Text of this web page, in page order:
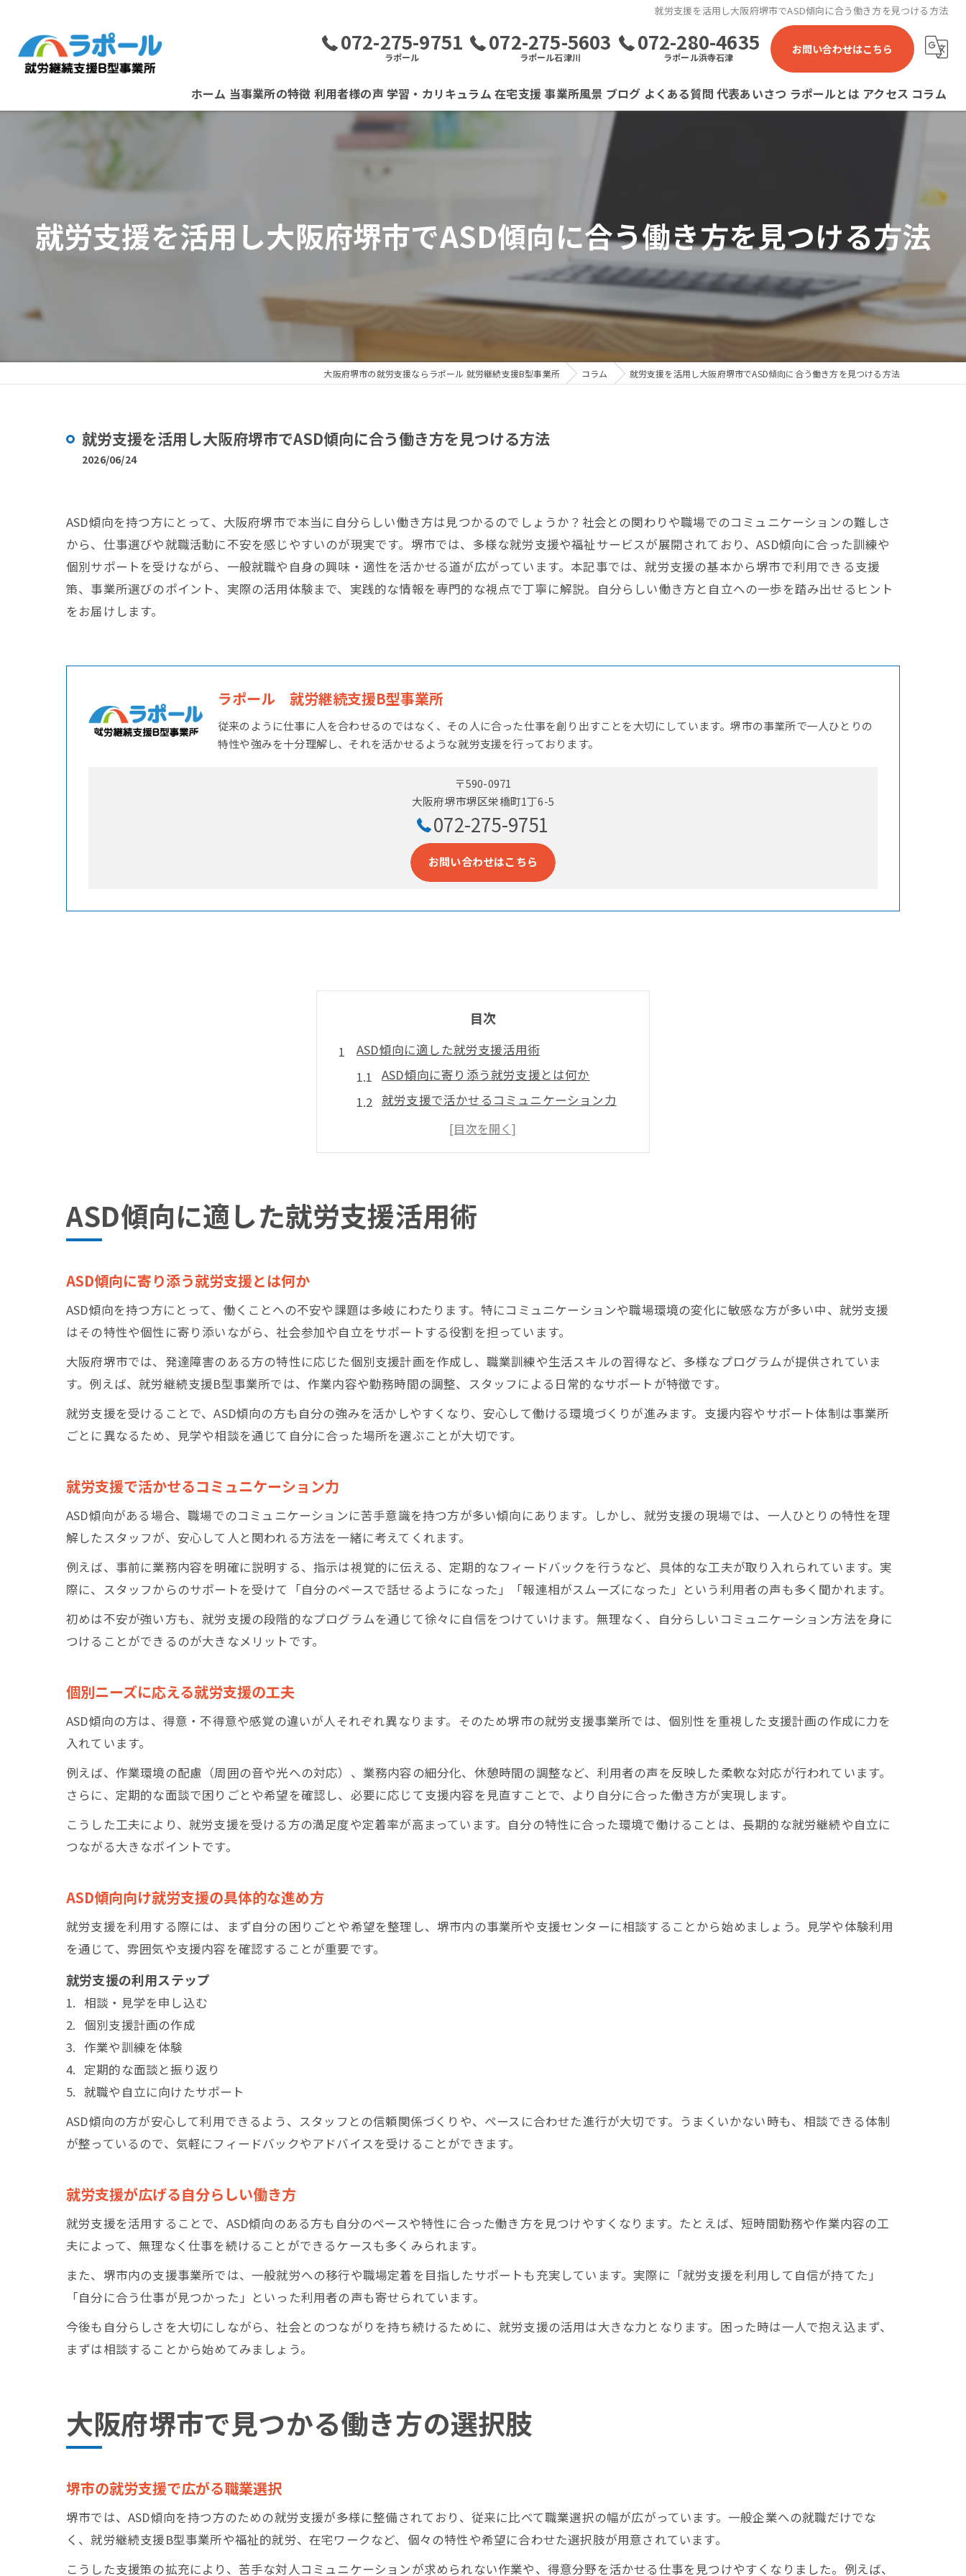
就労支援を活用し大阪府堺市でASD傾向に合う働き方を見つける方法
072-275-9751
ラポール
072-275-5603
ラポール石津川
072-280-4635
ラポール浜寺石津
お問い合わせはこちら
ホーム 当事業所の特徴
B型事業所
堺市の就労支援
利用者様の声 学習・カリキュラム 在宅支援 事業所風景 ブログ よくある質問 代表あいさつ ラポールとは アクセス
ラポール石津川 就労継続支援B型事業所
ラポール浜寺石津 就労継続支援B型事業所
コラム
就労支援を活用し大阪府堺市でASD傾向に合う働き方を見つける方法
大阪府堺市の就労支援ならラポール 就労継続支援B型事業所 コラム 就労支援を活用し大阪府堺市でASD傾向に合う働き方を見つける方法
就労支援を活用し大阪府堺市でASD傾向に合う働き方を見つける方法
2026/06/24
ASD傾向を持つ方にとって、大阪府堺市で本当に自分らしい働き方は見つかるのでしょうか？社会との関わりや職場でのコミュニケーションの難しさ
から、仕事選びや就職活動に不安を感じやすいのが現実です。堺市では、多様な就労支援や福祉サービスが展開されており、ASD傾向に合った訓練や
個別サポートを受けながら、一般就職や自身の興味・適性を活かせる道が広がっています。本記事では、就労支援の基本から堺市で利用できる支援
策、事業所選びのポイント、実際の活用体験まで、実践的な情報を専門的な視点で丁寧に解説。自分らしい働き方と自立への一歩を踏み出せるヒント
をお届けします。
ラポール 就労継続支援B型事業所
従来のように仕事に人を合わせるのではなく、その人に合った仕事を創り出すことを大切にしています。堺市の事業所で一人ひとりの
特性や強みを十分理解し、それを活かせるような就労支援を行っております。
〒590-0971
大阪府堺市堺区栄橋町1丁6-5
072-275-9751
お問い合わせはこちら
目次
ASD傾向に適した就労支援活用術
ASD傾向に寄り添う就労支援とは何か
就労支援で活かせるコミュニケーション力
個別ニーズに応える就労支援の工夫
ASD傾向向け就労支援の具体的な進め方
大阪府堺市で見つかる働き方の選択肢
堺市の就労支援で広がる職業選択
自分に合う就労支援を堺市で探すコツ
堺市の就労支援が生む新しい仕事観
自分らしい一歩を踏み出す就労支援の実際
就労支援で得られる実践的なサポート
ASD傾向に合う就労支援の利用手順
堺市の就労支援が持つ独自の強み
堺市の就労支援で重視したい選び方
ASD傾向の個性に合う支援策の選択
就労支援で実感する安心のサポート体制
自立に近づく就労支援の具体的メリット
多様な支援策で広がる自立への道しるべ
就労支援が導く多様な自立支援の形
多様な支援策が可能性を広げる理由
ASD傾向に適した就労支援活用術
ASD傾向に寄り添う就労支援とは何か
ASD傾向を持つ方にとって、働くことへの不安や課題は多岐にわたります。特にコミュニケーションや職場環境の変化に敏感な方が多い中、就労支援
はその特性や個性に寄り添いながら、社会参加や自立をサポートする役割を担っています。
大阪府堺市では、発達障害のある方の特性に応じた個別支援計画を作成し、職業訓練や生活スキルの習得など、多様なプログラムが提供されていま
す。例えば、就労継続支援B型事業所では、作業内容や勤務時間の調整、スタッフによる日常的なサポートが特徴です。
就労支援を受けることで、ASD傾向の方も自分の強みを活かしやすくなり、安心して働ける環境づくりが進みます。支援内容やサポート体制は事業所
ごとに異なるため、見学や相談を通じて自分に合った場所を選ぶことが大切です。
就労支援で活かせるコミュニケーション力
ASD傾向がある場合、職場でのコミュニケーションに苦手意識を持つ方が多い傾向にあります。しかし、就労支援の現場では、一人ひとりの特性を理
解したスタッフが、安心して人と関われる方法を一緒に考えてくれます。
例えば、事前に業務内容を明確に説明する、指示は視覚的に伝える、定期的なフィードバックを行うなど、具体的な工夫が取り入れられています。実
際に、スタッフからのサポートを受けて「自分のペースで話せるようになった」「報連相がスムーズになった」という利用者の声も多く聞かれます。
初めは不安が強い方も、就労支援の段階的なプログラムを通じて徐々に自信をつけていけます。無理なく、自分らしいコミュニケーション方法を身に
つけることができるのが大きなメリットです。
個別ニーズに応える就労支援の工夫
ASD傾向の方は、得意・不得意や感覚の違いが人それぞれ異なります。そのため堺市の就労支援事業所では、個別性を重視した支援計画の作成に力を
入れています。
例えば、作業環境の配慮（周囲の音や光への対応）、業務内容の細分化、休憩時間の調整など、利用者の声を反映した柔軟な対応が行われています。
さらに、定期的な面談で困りごとや希望を確認し、必要に応じて支援内容を見直すことで、より自分に合った働き方が実現します。
こうした工夫により、就労支援を受ける方の満足度や定着率が高まっています。自分の特性に合った環境で働けることは、長期的な就労継続や自立に
つながる大きなポイントです。
ASD傾向向け就労支援の具体的な進め方
就労支援を利用する際には、まず自分の困りごとや希望を整理し、堺市内の事業所や支援センターに相談することから始めましょう。見学や体験利用
を通じて、雰囲気や支援内容を確認することが重要です。
就労支援の利用ステップ
相談・見学を申し込む
個別支援計画の作成
作業や訓練を体験
定期的な面談と振り返り
就職や自立に向けたサポート
ASD傾向の方が安心して利用できるよう、スタッフとの信頼関係づくりや、ペースに合わせた進行が大切です。うまくいかない時も、相談できる体制
が整っているので、気軽にフィードバックやアドバイスを受けることができます。
就労支援が広げる自分らしい働き方
就労支援を活用することで、ASD傾向のある方も自分のペースや特性に合った働き方を見つけやすくなります。たとえば、短時間勤務や作業内容の工
夫によって、無理なく仕事を続けることができるケースも多くみられます。
また、堺市内の支援事業所では、一般就労への移行や職場定着を目指したサポートも充実しています。実際に「就労支援を利用して自信が持てた」
「自分に合う仕事が見つかった」といった利用者の声も寄せられています。
今後も自分らしさを大切にしながら、社会とのつながりを持ち続けるために、就労支援の活用は大きな力となります。困った時は一人で抱え込まず、
まずは相談することから始めてみましょう。
大阪府堺市で見つかる働き方の選択肢
堺市の就労支援で広がる職業選択
堺市では、ASD傾向を持つ方のための就労支援が多様に整備されており、従来に比べて職業選択の幅が広がっています。一般企業への就職だけでな
く、就労継続支援B型事業所や福祉的就労、在宅ワークなど、個々の特性や希望に合わせた選択肢が用意されています。
こうした支援策の拡充により、苦手な対人コミュニケーションが求められない作業や、得意分野を活かせる仕事を見つけやすくなりました。例えば、